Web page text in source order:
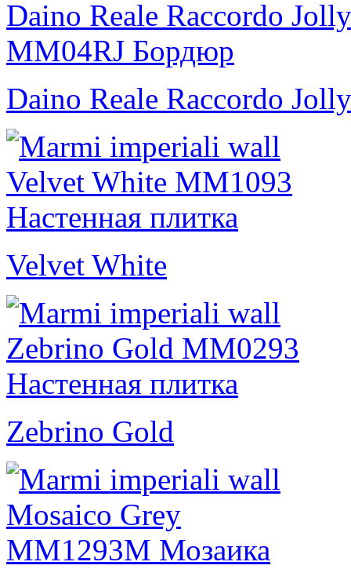
Daino Reale Raccordo Jolly
Velvet White
Zebrino Gold